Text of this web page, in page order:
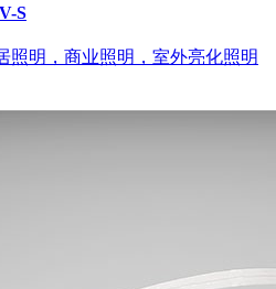
S
照明，商业照明，室外亮化照明